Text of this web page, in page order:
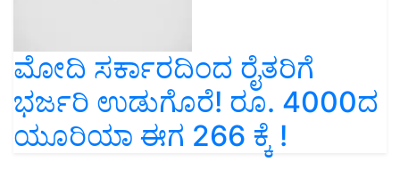
ಮೋದಿ ಸರ್ಕಾರದಿಂದ ರೈತರಿಗೆ
ಭರ್ಜರಿ ಉಡುಗೊರೆ! ರೂ. 4000ದ
ಯೂರಿಯಾ ಈಗ 266 ಕ್ಕೆ !